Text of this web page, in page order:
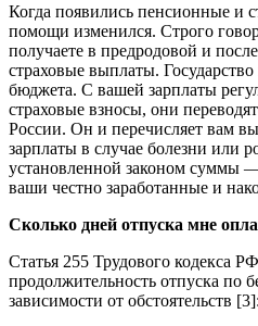
Когда появились пенсионные и
помощи изменился. Строго
получаете в предродовой и
страховые выплаты.
бюджета. С вашей зарплаты
страховые взносы, они
России. Он и перечисляет вам
зарплаты в случае болезни или
установленной законом суммы
ваши честно заработанные и
Сколько дней отпуска мне
Статья 255 Трудового кодекса
продолжительность отпуска по
зависимости от обстоятельств [3]: